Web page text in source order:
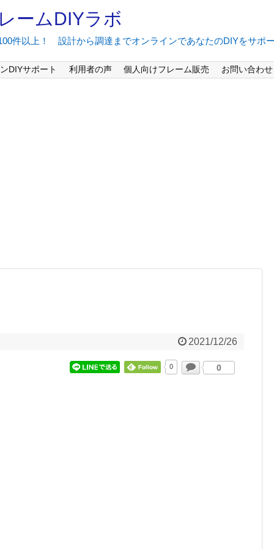
ームDIYラボ
件以上！ 設計から調達までオンラインであなたのDIYをサポ
DIYサポート 利用者の声 個人向けフレーム販売 お問い合わせ
2021/12/26
0 0